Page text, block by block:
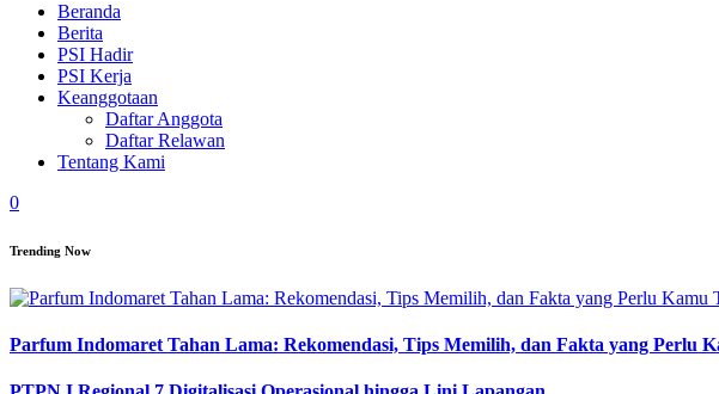
Beranda
Berita
PSI Hadir
PSI Kerja
Keanggotaan
Daftar Anggota
Daftar Relawan
Tentang Kami
0
Trending Now
Parfum Indomaret Tahan Lama: Rekomendasi, Tips Memilih, dan Fakta yang Perlu